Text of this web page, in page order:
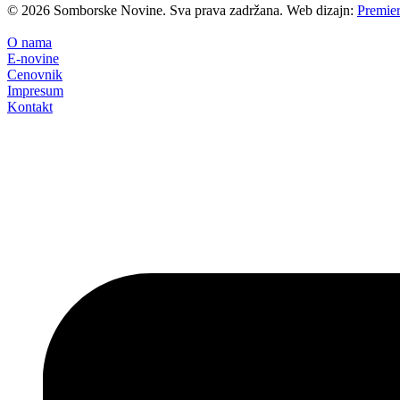
© 2026 Somborske Novine. Sva prava zadržana. Web dizajn:
O nama
E-novine
Cenovnik
Impresum
Kontakt